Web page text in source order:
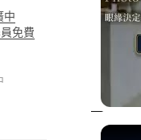
中
免費